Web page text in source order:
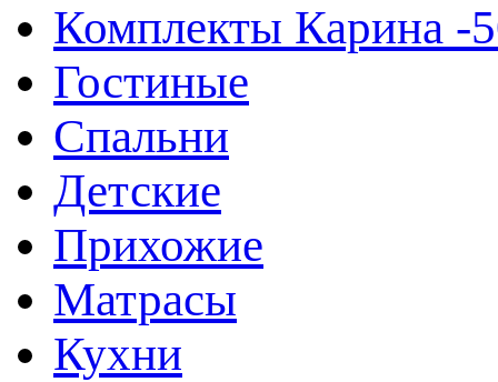
Комплекты Карина -
Гостиные
Спальни
Детские
Прихожие
Матрасы
Кухни